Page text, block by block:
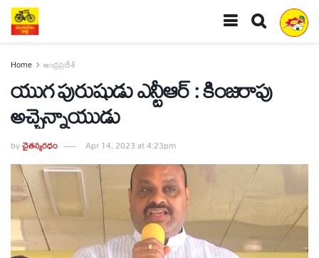
Home ఆంధ్రప్రదేశ్
యుగ పురుషుడు ఎన్టీఆర్‌ : కింజరాపు
అచ్చెన్నాయుడు
byచైతన్యరధం Apr 14, 2023 at 4:23pm